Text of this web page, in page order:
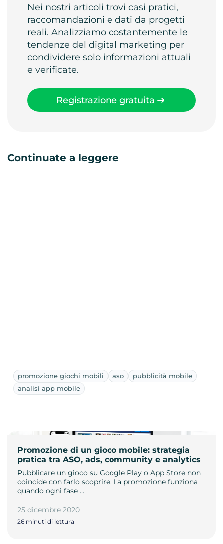
Nei nostri articoli trovi casi pratici,
raccomandazioni e dati da progetti
reali. Analizziamo costantemente le
tendenze del digital marketing per
condividere solo informazioni attuali
e verificate.
Registrazione gratuita
Continuate a leggere
promozione giochi mobili aso
pubblicità mobile
analisi app mobile
Promozione di un gioco mobile: strategia
pratica tra ASO, ads, community e analytics
Pubblicare un gioco su Google Play o App Store non
coincide con farlo scoprire. La promozione funziona
quando ogni fase …
25 dicembre 2020
26 minuti di lettura